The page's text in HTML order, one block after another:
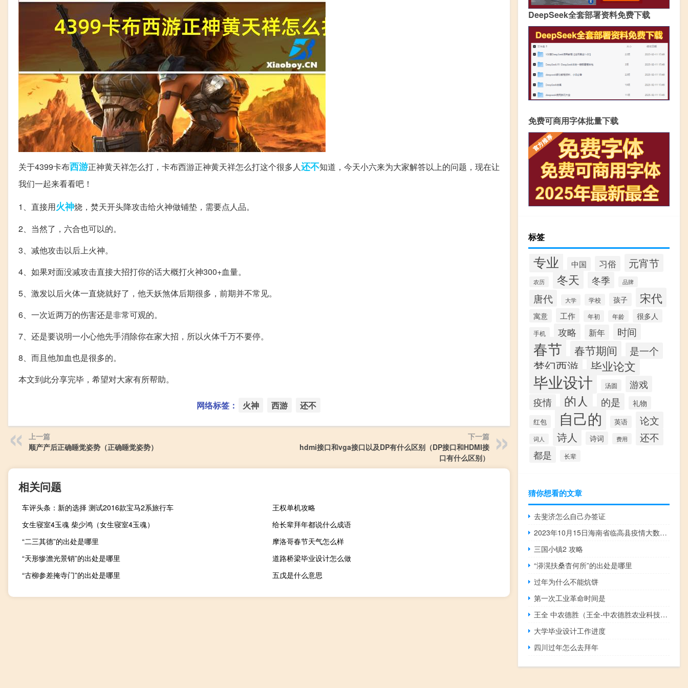
关于4399卡布西游正神黄天祥怎么打，卡布西游正神黄天祥怎么打这个很多人还不知道，今天小六来为大家解答以上的问题，现在让
我们一起来看看吧！
1、直接用火神烧，焚天开头降攻击给火神做铺垫，需要点人品。
2、当然了，六合也可以的。
3、减他攻击以后上火神。
4、如果对面没减攻击直接大招打你的话大概打火神300+血量。
5、激发以后火体一直烧就好了，他天妖煞体后期很多，前期并不常见。
6、一次近两万的伤害还是非常可观的。
7、还是要说明一小心他先手消除你在家大招，所以火体千万不要停。
8、而且他加血也是很多的。
本文到此分享完毕，希望对大家有所帮助。
网络标签： 火神 西游 还不
上一篇
顺产产后正确睡觉姿势（正确睡觉姿势）
下一篇
hdmi接口和vga接口以及DP有什么区别（DP接口和HDMI接
口有什么区别）
相关问题
车评头条：新的选择 测试2016款宝马2系旅行车
王权单机攻略
女生寝室4玉魂 柴少鸿（女生寝室4玉魂）
给长辈拜年都说什么成语
“二三其德”的出处是哪里
摩洛哥春节天气怎么样
“天形惨澹光景销”的出处是哪里
道路桥梁毕业设计怎么做
“古柳参差掩寺门”的出处是哪里
五戊是什么意思
DeepSeek全套部署资料免费下载
免费可商用字体批量下载
标签
专业 中国 习俗 元宵节
农历 冬天 冬季 品牌
唐代 大学 学校 孩子 宋代
寓意 工作 年初 年龄 很多人
手机 攻略 新年 时间
春节 春节期间 是一个
梦幻西游 毕业论文
毕业设计 汤圆 游戏
疫情 的人 的是 礼物
红包 自己的 英语 论文
词人 诗人 诗词 费用 还不
都是 长辈
猜你想看的文章
去斐济怎么自己办签证
2023年10月15日海南省临高县疫情大数据-今日/今天疫情全网搜索最新实时消息动态情况通知播报
三国小镇2 攻略
“漭滉扶桑杳何所”的出处是哪里
过年为什么不能炕饼
第一次工业革命时间是
王全 中农德胜（王全-中农德胜农业科技有限公司董事长简介）
大学毕业设计工作进度
四川过年怎么去拜年